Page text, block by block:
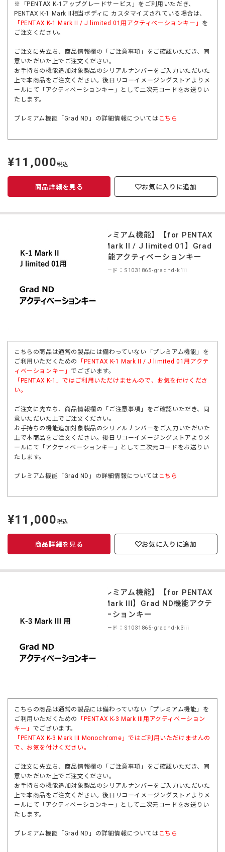
※「PENTAX K-1アップグレードサービス」をご利用いただき、
PENTAX K-1 Mark II相当ボディに カスタマイズされている場合は、
「PENTAX K-1 Mark II / J limited 01用アクティベーションキー」 を
ご注文ください。
ご注文に先立ち、商品情報欄の「ご注意事項」をご確認いただき、同
意いただいた上でご注文ください。
お手持ちの機能追加対象製品のシリアルナンバーをご入力いただいた
上で本商品をご注文ください。後日リコーイメージングストアよりメ
ールにて「アクティベーションキー」として二次元コードをお送りい
たします。
プレミアム機能「Grad ND」の詳細情報については こちら
定
価
¥11,000税込
商品詳細を見る お気に入りに追加
【プレミアム機能】【for PENTAX
K-1 Mark II / J limited 01】Grad
ND機能アクティベーションキー
商品コード：S1031865-gradnd-k1ii
こちらの商品は通常の製品には備わっていない「プレミアム機能」を
ご利用いただくための
「 PENTAX K-1 Mark II / J limited 01用 アクテ
ィベーションキー」でございます。
「 PENTAX K-1 」ではご利用いただけませんので、お気を付けくださ
い。
ご注文に先立ち、商品情報欄の「ご注意事項」をご確認いただき、同
意いただいた上でご注文ください。
お手持ちの機能追加対象製品のシリアルナンバーをご入力いただいた
上で本商品をご注文ください。後日リコーイメージングストアよりメ
ールにて「アクティベーションキー」として二次元コードをお送りい
たします。
プレミアム機能「Grad ND」の詳細情報については こちら
定
価
¥11,000税込
商品詳細を見る お気に入りに追加
【プレミアム機能】【for PENTAX
K-3 Mark III】Grad ND機能アクテ
ィベーションキー
商品コード：S1031865-gradnd-k3iii
こちらの商品は通常の製品には備わっていない「プレミアム機能」を
ご利用いただくための
「PENTAX K-3 Mark III用アクティベーション
キー」 でございます。
「 PENTAX K-3 Mark III Monochrome 」ではご利用いただけませんの
で、お気を付けください。
ご注文に先立ち、商品情報欄の「ご注意事項」をご確認いただき、同
意いただいた上でご注文ください。
お手持ちの機能追加対象製品のシリアルナンバーをご入力いただいた
上で本商品をご注文ください。後日リコーイメージングストアよりメ
ールにて「アクティベーションキー」として二次元コードをお送りい
たします。
プレミアム機能「Grad ND」の詳細情報については こちら